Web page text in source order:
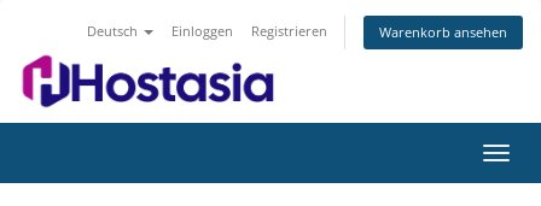
Deutsch Einloggen Registrieren Warenkorb ansehen
ein-/